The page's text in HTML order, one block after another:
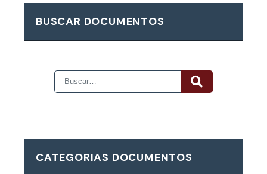
BUSCAR DOCUMENTOS
CATEGORIAS DOCUMENTOS